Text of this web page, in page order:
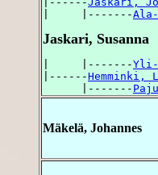
|     |-------
Jaskari, Susanna
|     |-------Yli-
|------Hemminki,
      |-------
Mäkelä, Johannes